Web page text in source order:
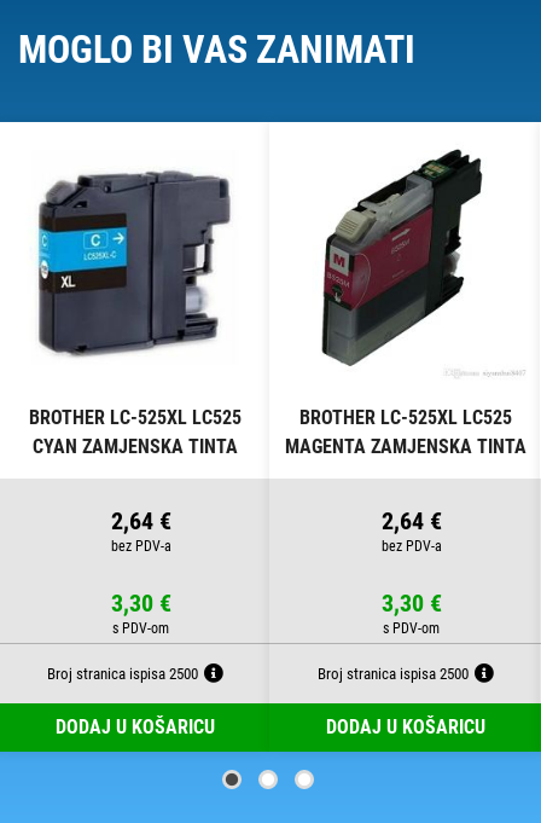
MOGLO BI VAS ZANIMATI
BROTHER LC-525XL LC525
CYAN ZAMJENSKA TINTA
2,64 €
3,30 €
Broj stranica ispisa 2500
DODAJ U KOŠARICU
BROTHER LC-525XL LC525
MAGENTA ZAMJENSKA TINTA
2,64 €
3,30 €
Broj stranica ispisa 2500
DODAJ U KOŠARICU